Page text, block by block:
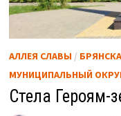
АЛЛЕЯ СЛАВЫ /
МУНИЦИПАЛЬНЫЙ
Стела